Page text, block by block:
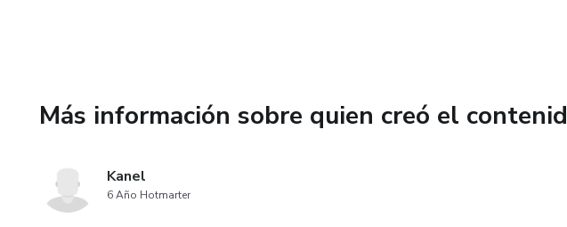
Más información sobre quien creó el
Kanel
6 Año Hotmarter